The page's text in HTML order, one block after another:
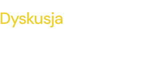
Dyskusja